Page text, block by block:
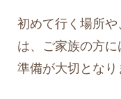
初めて行く場所
は、ご家族の方
準備が大切となり